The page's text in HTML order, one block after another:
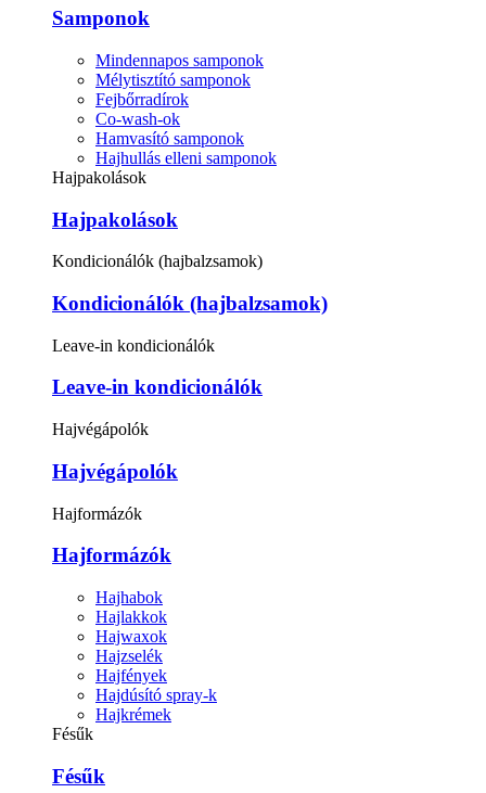
Samponok
Mindennapos samponok
Mélytisztító samponok
Fejbőrradírok
Co-wash-ok
Hamvasító samponok
Hajhullás elleni samponok
Hajpakolások
Hajpakolások
Kondicionálók (hajbalzsamok)
Kondicionálók (hajbalzsamok)
Leave-in kondicionálók
Leave-in kondicionálók
Hajvégápolók
Hajvégápolók
Hajformázók
Hajformázók
Hajhabok
Hajlakkok
Hajwaxok
Hajzselék
Hajfények
Hajdúsító spray-k
Hajkrémek
Fésűk
Fésűk